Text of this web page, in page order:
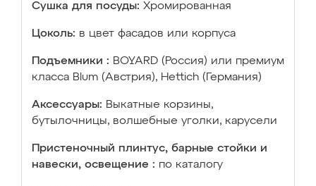
Сушка для посуды: Хромированная
Цоколь: в цвет фасадов или корпуса
Подъемники : BOYARD (Россия) или премиум
класса Blum (Австрия), Hettich (Германия)
Аксессуары: Выкатные корзины,
бутылочницы, волшебные уголки, карусели
Пристеночный плинтус, барные стойки и
навески, освещение : по каталогу